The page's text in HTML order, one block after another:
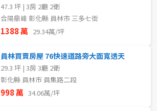
47.3 坪 | 3房 2廳 2衛
合陽鼎峰 彰化縣 員林市 三多七街
1388 萬 29.34萬/坪
員林買賣房屋 76快速道路旁大面寬透天
29.3 坪 | 3房 3廳 2衛
彰化縣 員林市 員集路二段
998 萬 34.06萬/坪